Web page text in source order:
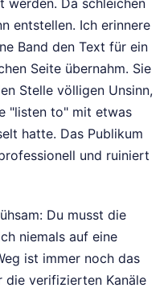
entstellen. Ich erinnere
Band den Text für ein
Seite übernahm. Sie
Stelle völligen Unsinn,
"listen to" mit etwas
hatte. Das Publikum
und ruiniert
Du musst die
niemals auf eine
ist immer noch das
verifizierten Kanäle